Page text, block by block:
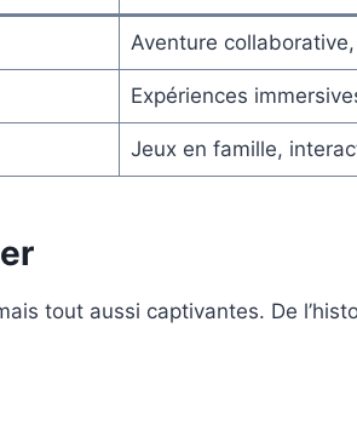
Aventure
Expériences
Jeux en famille,
tout aussi captivantes. De